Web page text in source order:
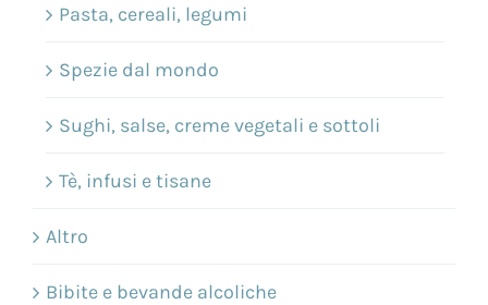
Pasta, cereali, legumi
Spezie dal mondo
Sughi, salse, creme vegetali e sottoli
Tè, infusi e tisane
Altro
Bibite e bevande alcoliche